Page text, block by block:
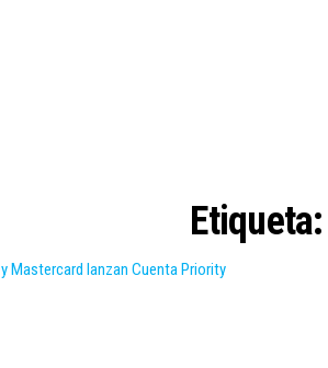
Etiqueta: